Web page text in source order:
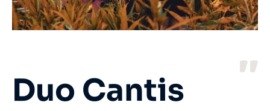
Duo Cantis